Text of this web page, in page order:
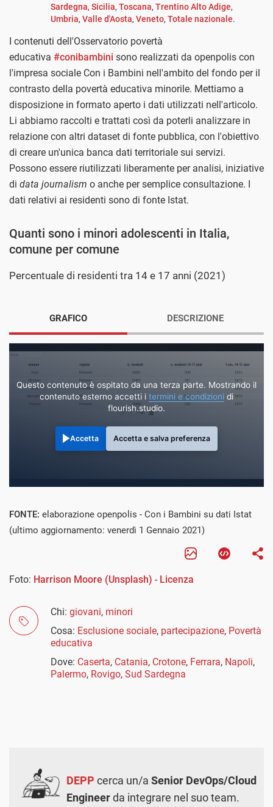
Sardegna, Sicilia, Toscana, Trentino Alto Adige,
Umbria, Valle d'Aosta, Veneto, Totale nazionale.
I contenuti dell'Osservatorio povertà
educativa #conibambini sono realizzati da openpolis con
l'impresa sociale Con i Bambini nell'ambito del fondo per il
contrasto della povertà educativa minorile. Mettiamo a
disposizione in formato aperto i dati utilizzati nell'articolo.
Li abbiamo raccolti e trattati così da poterli analizzare in
relazione con altri dataset di fonte pubblica, con l'obiettivo
di creare un'unica banca dati territoriale sui servizi.
Possono essere riutilizzati liberamente per analisi, iniziative
di data journalism o anche per semplice consultazione. I
dati relativi ai residenti sono di fonte Istat.
Quanti sono i minori adolescenti in Italia,
comune per comune
Percentuale di residenti tra 14 e 17 anni (2021)
GRAFICO
Questo contenuto è ospitato da una terza parte. Mostrando il
contenuto esterno accetti i termini e condizioni di
flourish.studio.
Accetta Accetta e salva preferenza
DESCRIZIONE
FONTE: elaborazione openpolis - Con i Bambini su dati Istat
(ultimo aggiornamento: venerdì 1 Gennaio 2021)
Foto: Harrison Moore (Unsplash) - Licenza
Chi: giovani, minori
Cosa: Esclusione sociale, partecipazione, Povertà
educativa
Dove: Caserta, Catania, Crotone, Ferrara, Napoli,
Palermo, Rovigo, Sud Sardegna
DEPP cerca un/a Senior DevOps/Cloud
Engineerda integrare nel suo team.